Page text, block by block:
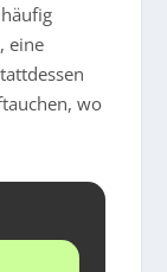
eine
wo